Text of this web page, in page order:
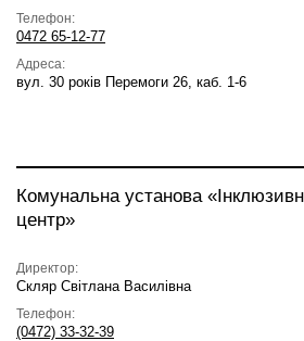
Телефон:
0472 65-12-77
Адреса:
вул. 30 років Перемоги 26, каб. 1-6
Комунальна установа
центр»
Директор:
Скляр Світлана Василівна
Телефон:
(0472) 33-32-39